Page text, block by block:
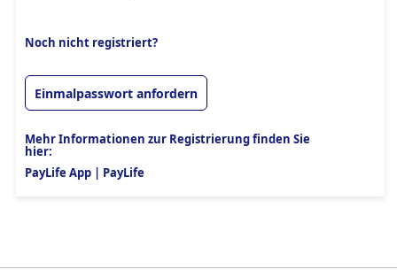
Noch nicht registriert?
Einmalpasswort anfordern
Mehr Informationen zur Registrierung finden Sie
hier:
PayLife App | PayLife